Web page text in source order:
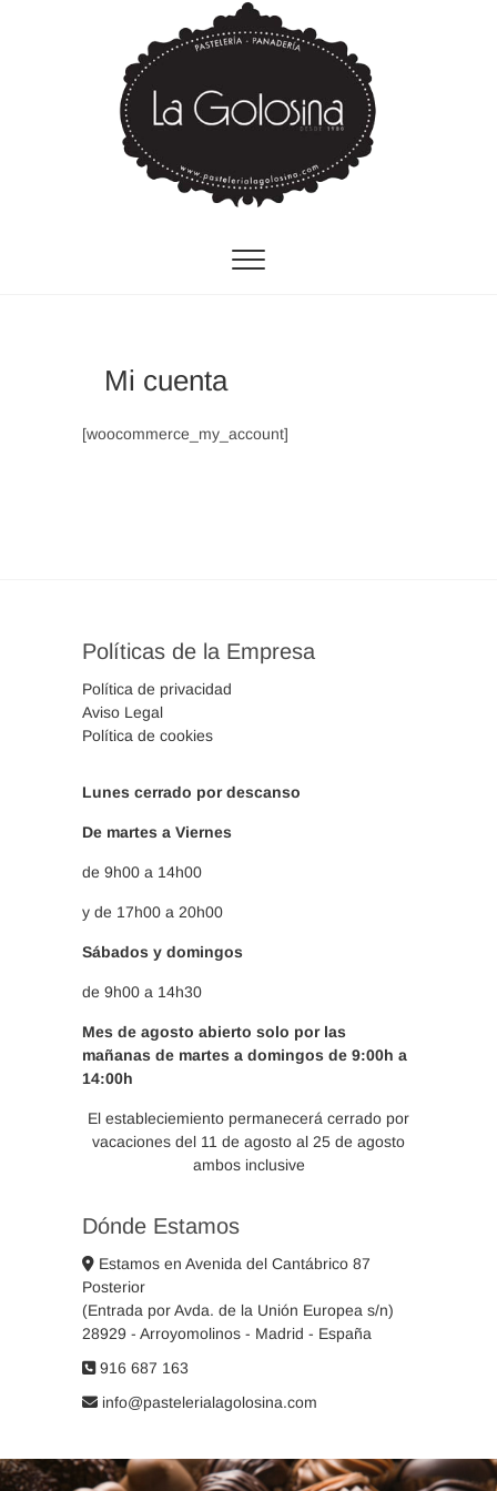
Pastelería La
Mi cuenta
[woocommerce_my_account]
Políticas de la Empresa
Política de privacidad
Aviso Legal
Política de cookies
Lunes cerrado por descanso
De martes a Viernes
de 9h00 a 14h00
y de 17h00 a 20h00
Sábados y domingos
de 9h00 a 14h30
Mes de agosto abierto solo por las
mañanas de martes a domingos de 9:00h a
14:00h
El estableciemiento permanecerá cerrado por
vacaciones del 11 de agosto al 25 de agosto
ambos inclusive
Dónde Estamos
Estamos en Avenida del Cantábrico 87
Posterior
(Entrada por Avda. de la Unión Europea s/n)
28929 - Arroyomolinos - Madrid - España
916 687 163
info@pastelerialagolosina.com